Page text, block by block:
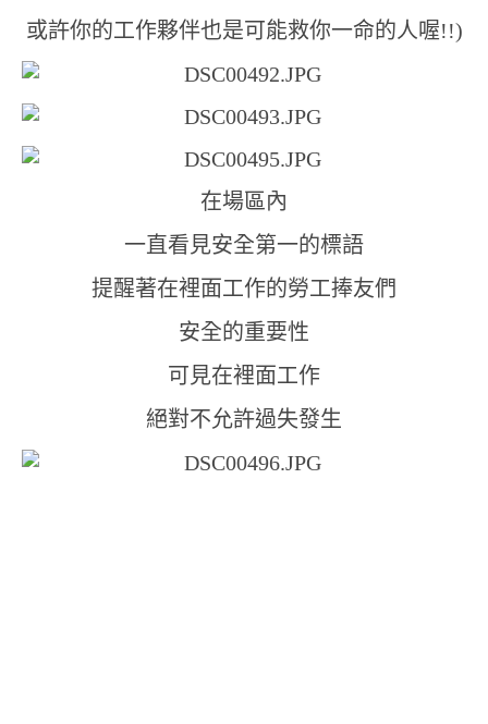
或許你的工作夥伴也是可能救你一命的人喔!!)
在場區內
一直看見安全第一的標語
提醒著在裡面工作的勞工捧友們
安全的重要性
可見在裡面工作
絕對不允許過失發生